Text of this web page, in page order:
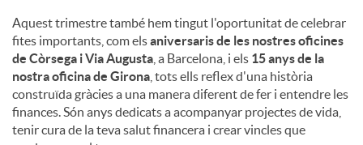
Aquest trimestre també hem tingut l'oportunitat de celebrar
fites importants, com elsaniversaris de les nostres oficines
de Còrsega i Via Augusta , a Barcelona, ​​i els 15 anys de la
nostra oficina de Girona , tots ells reflex d'una història
construïda gràcies a una manera diferent de fer i entendre les
finances. Són anys dedicats a acompanyar projectes de vida,
tenir cura de la teva salut financera i crear vincles que